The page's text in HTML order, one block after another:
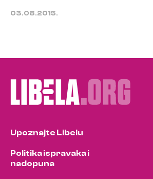
03.08.2015.
Upoznajte Libelu
Politika ispravaka i
nadopuna